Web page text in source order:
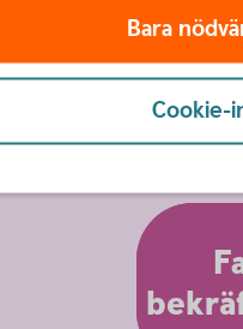
appen
Bara
Cookie-